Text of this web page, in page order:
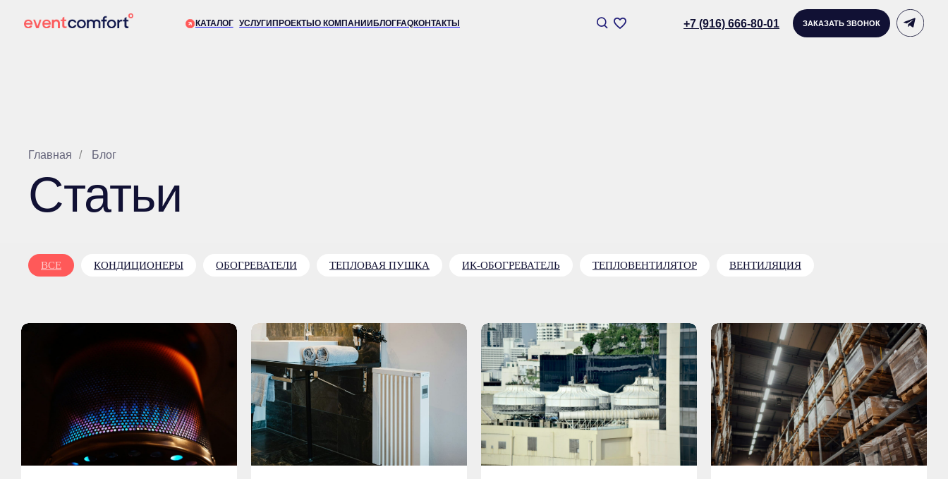
КАТАЛОГ УСЛУГИПРОЕКТЫО КОМПАНИИБЛОГFAQКОНТАКТЫ ЗАКАЗАТЬ ЗВОНОК
+7 (916) 666-80-01
Главная / Блог
Статьи
ВСЕ КОНДИЦИОНЕРЫ ОБОГРЕВАТЕЛИ ТЕПЛОВАЯ ПУШКА ИК-ОБОГРЕВАТЕЛЬ ТЕПЛОВЕНТИЛЯТОР ВЕНТИЛЯЦИЯ